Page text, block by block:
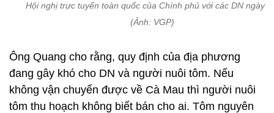
Hội nghị trực tuyến toàn quốc của Chính phủ với các DN ngày
(Ảnh: VGP)
Ông Quang cho rằng, quy định của địa phương
đang gây khó cho DN và người nuôi tôm. Nếu
không vận chuyển được về Cà Mau thì người nuôi
tôm thu hoạch không biết bán cho ai. Tôm nguyên